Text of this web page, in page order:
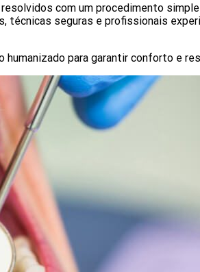
com um procedimento
seguras e profissionais
para garantir conforto e